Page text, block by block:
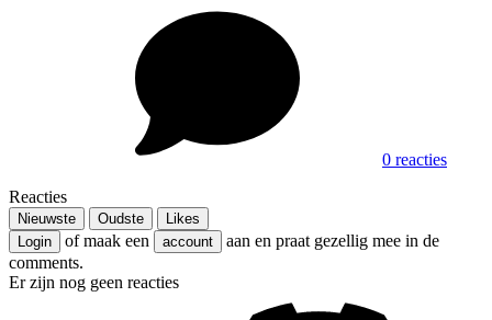
0 reacties
Reacties
Nieuwste Oudste
Likes
Login
of maak een account
aan en praat gezellig mee in de
comments.
Er zijn nog geen reacties